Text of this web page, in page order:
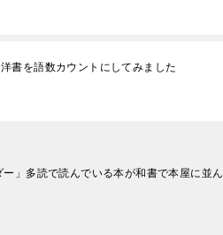
洋書を語数カウントにしてみました